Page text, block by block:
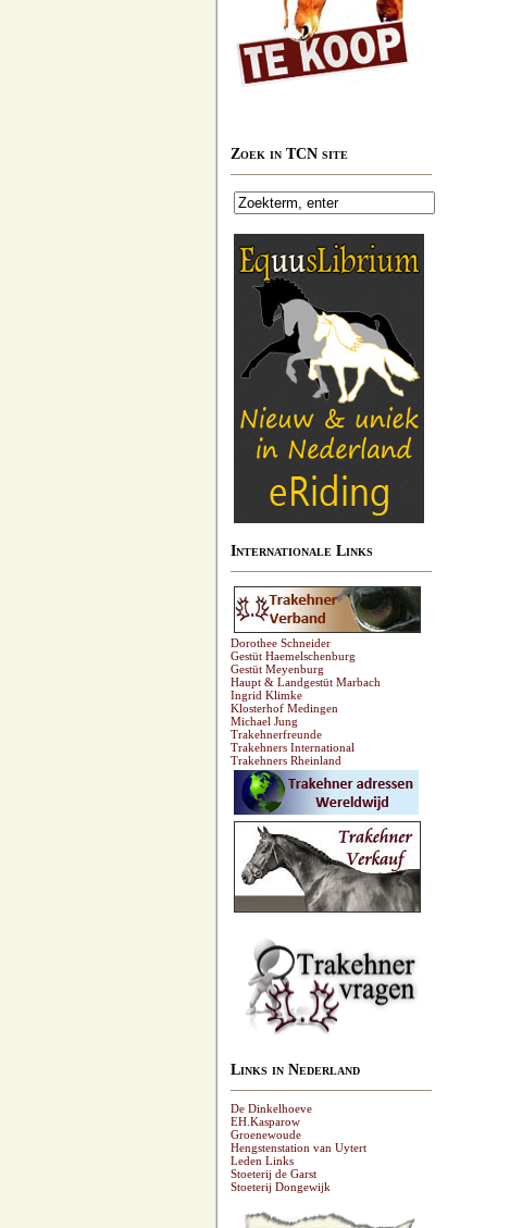
Zoek in TCN site
Internationale Links
Dorothee Schneider
Gestüt Haemelschenburg
Gestüt Meyenburg
Haupt & Landgestüt Marbach
Ingrid Klimke
Klosterhof Medingen
Michael Jung
Trakehnerfreunde
Trakehners International
Trakehners Rheinland
Links in Nederland
De Dinkelhoeve
EH.Kasparow
Groenewoude
Hengstenstation van Uytert
Leden Links
Stoeterij de Garst
Stoeterij Dongewijk